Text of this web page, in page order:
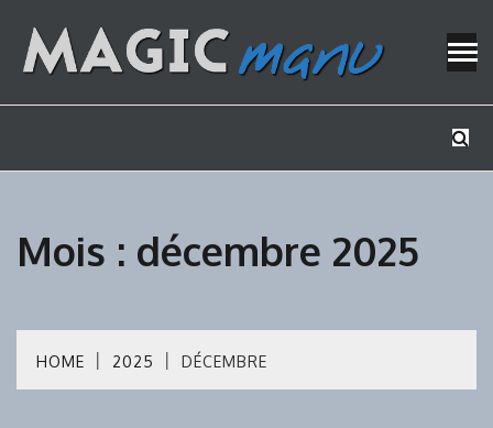
content
Mois : décembre 2025
HOME 2025 DÉCEMBRE